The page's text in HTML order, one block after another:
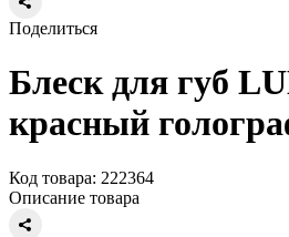
Поделиться
Блеск для губ
красный
Код товара: 222364
Описание товара